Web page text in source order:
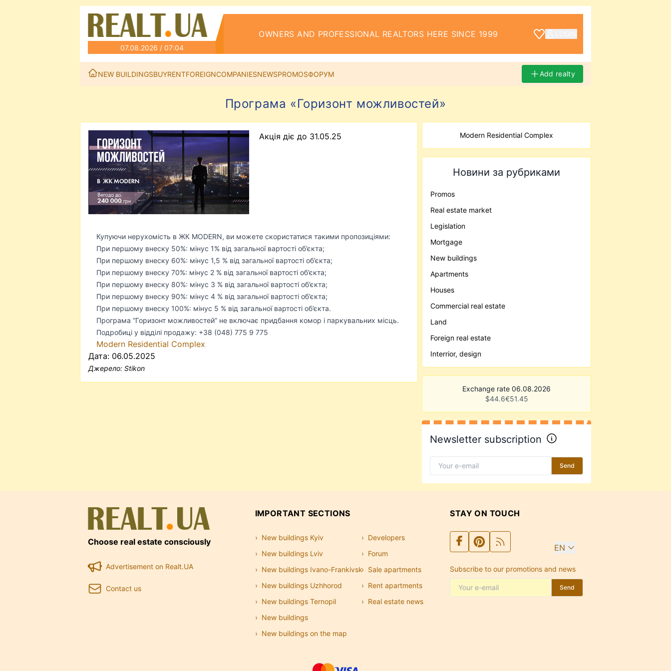
07.08.2026 / 07:04
OWNERS AND PROFESSIONAL REALTORS HERE SINCE 1999
NEW BUILDINGSBUYRENTFOREIGNCOMPANIESNEWSPROMOSФОРУМ Add realty
Програма «Горизонт можливостей»
Акція діє до 31.05.25
Купуючи нерухомість в ЖК MODERN, ви можете скористатися такими пропозиціями:
При першому внеску 50%: мінус 1% від загальної вартості об’єкта;
При першому внеску 60%: мінус 1,5 % від загальної вартості об’єкта;
При першому внеску 70%: мінус 2 % від загальної вартості об’єкта;
При першому внеску 80%: мінус 3 % від загальної вартості об’єкта;
При першому внеску 90%: мінус 4 % від загальної вартості об’єкта;
При першому внеску 100%: мінус 5 % від загальної вартості об’єкта.
Програма “Горизонт можливостей” не включає придбання комор і паркувальних місць.
Подробиці у відділі продажу: +38 (048) 775 9 775
Modern Residential Complex
Дата: 06.05.2025
Джерело: Stikon
Modern Residential Complex
Новини за рубриками
Promos
Real estate market
Legislation
Mortgage
New buildings
Apartments
Houses
Commercial real estate
Land
Foreign real estate
Interrior, design
Exchange rate 06.08.2026
$44.6€51.45
Newsletter subscription
Send
Choose real estate consciously
Advertisement on Realt.UA
Contact us
IMPORTANT SECTIONS
New buildings Kyiv
New buildings Lviv
New buildings Ivano-Frankivsk
New buildings Uzhhorod
New buildings Ternopil
New buildings
New buildings on the map
Developers
Forum
Sale apartments
Rent apartments
Real estate news
STAY ON TOUCH
EN
Subscribe to our promotions and news
Send